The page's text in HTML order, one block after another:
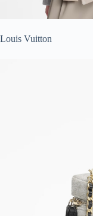
Louis Vuitton